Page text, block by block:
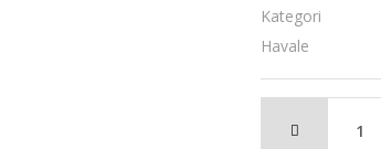
Kategori
Havale